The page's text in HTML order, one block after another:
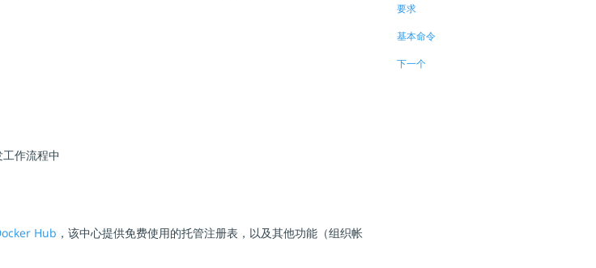
作流程中
Hub ，该中心提供免费使用的托管注册表，以及其他功能（组织帐
要求
基本命令
下一个